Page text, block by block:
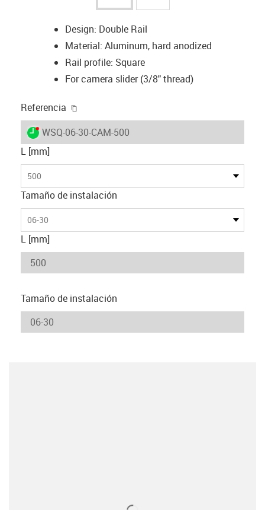
Design: Double Rail
Material: Aluminum, hard anodized
Rail profile: Square
For camera slider (3/8" thread)
Referencia
igus-icon-lieferzeit-dot
WSQ-06-30-CAM-500
L [mm]
500
Tamaño de instalación
06-30
L [mm]
Tamaño de instalación